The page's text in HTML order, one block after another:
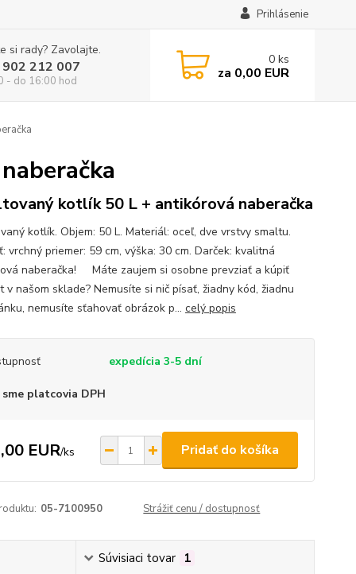
Prihlásenie
si rady? Zavolajte.
212 007
- do 16:00 hod
0 ks
za 0,00 EUR
kotlík 50 L + antikórová naberačka
kotlík. Objem: 50 L. Materiál: oceľ, dve vrstvy smaltu.
vrchný priemer: 59 cm, výška: 30 cm. Darček: kvalitná
naberačka! Máte zaujem si osobne prevziať a kúpiť
v našom sklade? Nemusíte si nič písať, žiadny kód, žiadnu
nemusíte sťahovať obrázok p... celý popis
expedícia 3-5 dní
sme platcovia DPH
EUR/ks Pridať do košíka
05-7100950 Strážiť cenu / dostupnosť
Súvisiaci tovar 1